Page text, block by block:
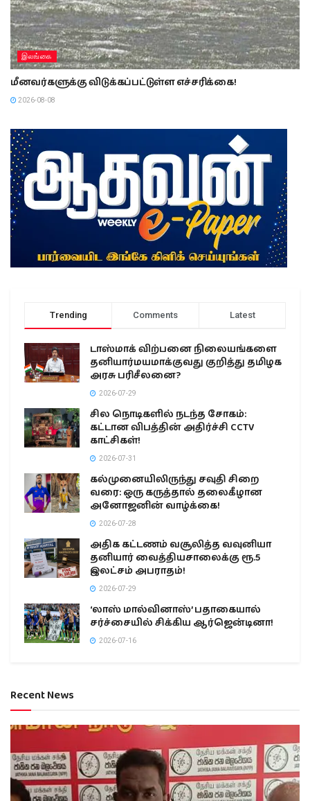
இலங்கை
மீனவர்களுக்கு விடுக்கப்பட்டுள்ள எச்சரிக்கை!
2026-08-08
Trending Comments Latest
டாஸ்மாக் விற்பனை நிலையங்களை
தனியார்மயமாக்குவது குறித்து தமிழக
அரசு பரிசீலனை?
2026-07-29
சில நொடிகளில் நடந்த சோகம்:
கட்டான விபத்தின் அதிர்ச்சி CCTV
காட்சிகள்!
2026-07-31
கல்முனையிலிருந்து சவுதி சிறை
வரை: ஒரு கருத்தால் தலைகீழான
அனோஜனின் வாழ்க்கை!
2026-07-28
அதிக கட்டணம் வசூலித்த வவுனியா
தனியார் வைத்தியசாலைக்கு ரூ.5
இலட்சம் அபராதம்!
2026-07-29
‘லாஸ் மால்வினாஸ்’ பதாகையால்
சர்ச்சையில் சிக்கிய ஆர்ஜென்டினா!
2026-07-16
Recent News